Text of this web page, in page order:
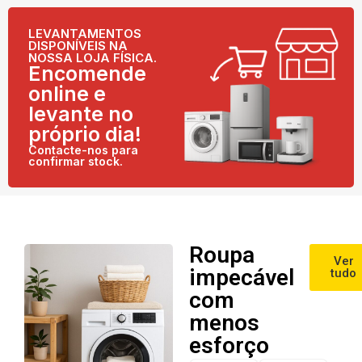
LEVANTAMENTOS
DISPONÍVEIS NA
NOSSA LOJA FÍSICA.
Encomende
online e
levante no
próprio dia!
Contacte-nos para
confirmar stock.
Roupa
impecável
com
menos
esforço
Ver
tudo